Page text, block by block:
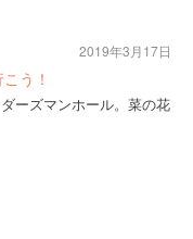
う！
ーズマンホール。菜の花
2019年3月17日